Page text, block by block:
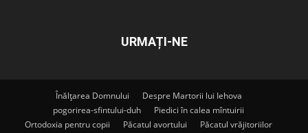
URMAȚI-NE
Înălțarea Domnului
Despre Martorii lui Iehova
pogorirea-sfintului-duh
Piedici în calea mîntuirii
Ortodoxia pentru copii
Păcatul avortului
Păcatul vrăjitoriilor